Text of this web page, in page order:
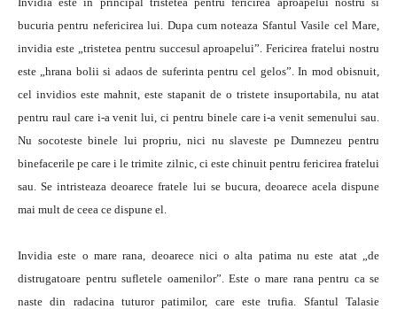
bucuria pentru nefericirea lui. Dupa cum noteaza Sfantul Vasile cel Mare,
invidia este „tristetea pentru succesul aproapelui”. Fericirea fratelui nostru
este „hrana bolii si adaos de suferinta pentru cel gelos”. In mod obisnuit,
cel invidios este mahnit, este stapanit de o tristete insuportabila, nu atat
pentru raul care i-a venit lui, ci pentru binele care i-a venit semenului sau.
Nu socoteste binele lui propriu, nici nu slaveste pe Dumnezeu pentru
binefacerile pe care i le trimite zilnic, ci este chinuit pentru fericirea fratelui
sau. Se intristeaza deoarece fratele lui se bucura, deoarece acela dispune
mai mult de ceea ce dispune el.
Invidia este o mare rana, deoarece nici o alta patima nu este atat „de
distrugatoare pentru sufletele oamenilor”. Este o mare rana pentru ca se
naste din radacina tuturor patimilor, care este trufia. Sfantul Talasie